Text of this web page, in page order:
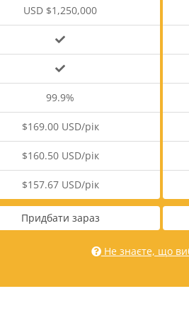
USD $1,250,000
99.9%
$169.00 USD/рік
$160.50 USD/рік
$157.67 USD/рік
Придбати зараз
Не знаєте, що